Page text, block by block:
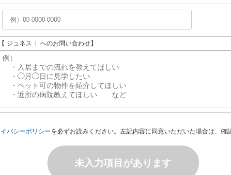
【 ジュネスⅠ へのお問い合わせ】
バシーポリシーを必ずお読みください。左記内容に同意いただいた場合は、確
未入力項目があります